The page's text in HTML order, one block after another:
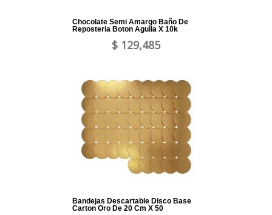
Chocolate Semi Amargo Baño De
Reposteria Boton Aguila X 10k
$ 129,485
Bandejas Descartable Disco Base
Carton Oro De 20 Cm X 50